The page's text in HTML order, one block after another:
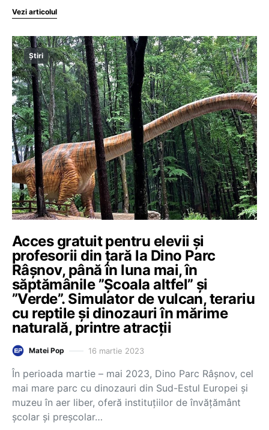
Vezi articolul
Știri
Acces gratuit pentru elevii și
profesorii din țară la Dino Parc
Râșnov, până în luna mai, în
săptămânile ”Școala altfel” și
”Verde”. Simulator de vulcan, terariu
cu reptile și dinozauri în mărime
naturală, printre atracții
Matei Pop 16 martie 2023
În perioada martie – mai 2023, Dino Parc Râşnov, cel
mai mare parc cu dinozauri din Sud-Estul Europei şi
muzeu în aer liber, oferă instituţiilor de învăţământ
şcolar şi preşcolar…